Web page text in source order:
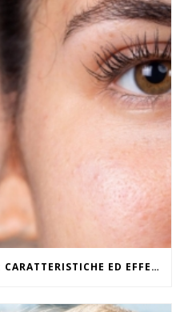
LA PELLE CON ROSACEA: CARATTERISTICHE ED EFFETTI DEL CALDO